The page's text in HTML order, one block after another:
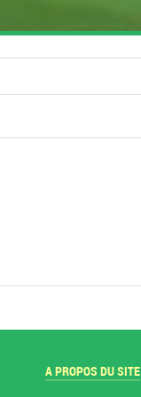
A PROPOS DU SITE